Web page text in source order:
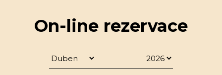
On-line rezervace